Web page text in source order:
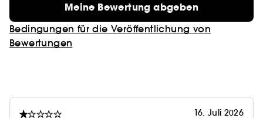
Warum also warten? Entdecke die Wirkung unserer
Aufpolsternden und Straffenden
Augennachtmaske selbst und begrüße strahlende
Meine Bewertung abgeben
Bedingungen für die Veröffentlichung von
Bewertungen
16. Juli 2026